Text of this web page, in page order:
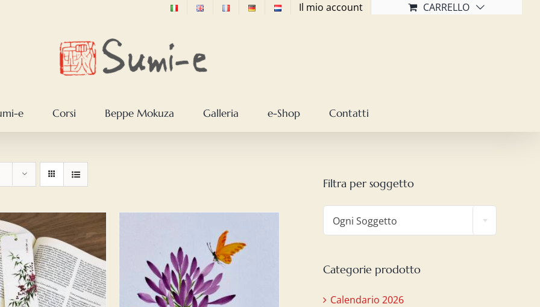
Il mio account CARRELLO
e Corsi Beppe Mokuza Galleria e-Shop Contatti
AL CARRELLO /
DETTAGLI
Filtra per soggetto
Ogni Soggetto
Categorie prodotto
Calendario 2026